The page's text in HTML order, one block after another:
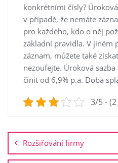
konkrétními čísly?
v případě, že nemáte
pro každého, kdo o něj
základní pravidla. V jiném
záznam, můžete také
nezoufejte. Úroková
činit od 6,9% p.a. Doba
3/5 -
pro
příspěvek
Rozšiřování firmy